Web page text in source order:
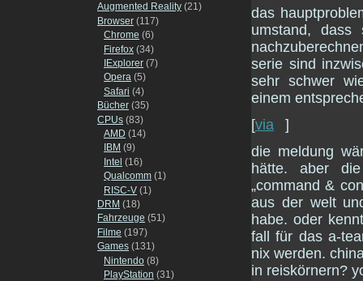
Augmented Reality (21)
Browser (117)
Chrome (6)
Firefox (34)
IExplorer (7)
Opera (5)
Safari (4)
Bücher (35)
CPUs (83)
AMD (14)
IBM (9)
Intel (16)
Qualcomm (1)
RISC-V (1)
DRM (18)
Fahrzeuge (51)
Filme (197)
Games (131)
Nintendo (8)
PlayStation (31)
das
umstand,
serie sind
sehr schwer
einem
[via
]
die meldung
hätte. aber
„command &
aus der welt
habe. oder
fall für das a-
nix werden.
in reiskörnern?